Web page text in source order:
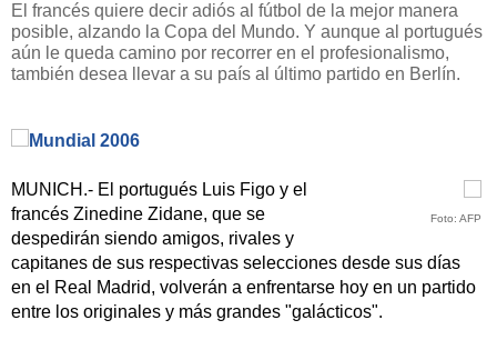
El francés quiere decir adiós al fútbol de la mejor manera
posible, alzando la Copa del Mundo. Y aunque al portugués
aún le queda camino por recorrer en el profesionalismo,
también desea llevar a su país al último partido en Berlín.
Foto: AFP
MUNICH.- El portugués Luis Figo y el
francés Zinedine Zidane, que se
despedirán siendo amigos, rivales y
capitanes de sus respectivas selecciones desde sus días
en el Real Madrid, volverán a enfrentarse hoy en un partido
entre los originales y más grandes "galácticos".